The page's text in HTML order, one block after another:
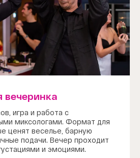
вечеринка
игра и работа с
миксологами. Формат для
ценят веселье, барную
подачи. Вечер проходит
и эмоциями.